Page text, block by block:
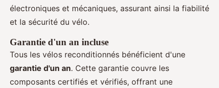
électroniques et mécaniques, assurant ainsi la fiabilité
et la sécurité du vélo.
Garantie d'un an incluse
Tous les vélos reconditionnés bénéficient d'une
garantie d'un an. Cette garantie couvre les
composants certifiés et vérifiés, offrant une